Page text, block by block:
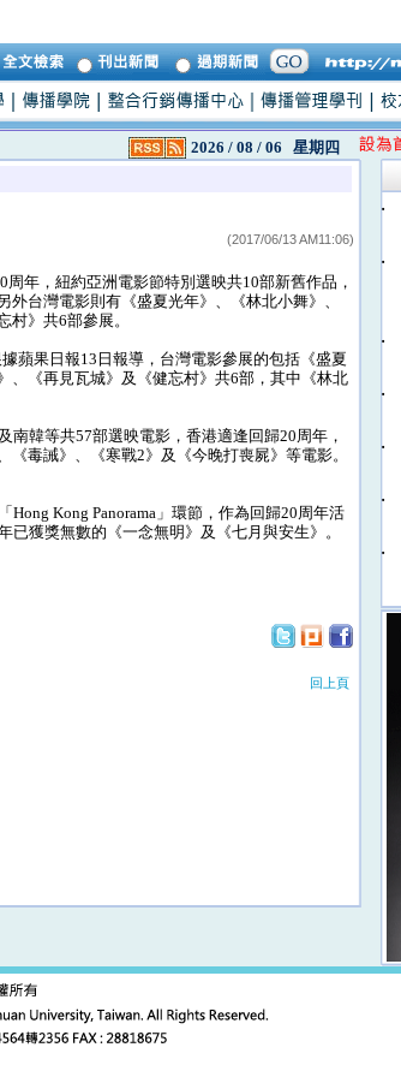
2026 / 08 / 06 星期四
(2017/06/13 AM11:06)
年，紐約亞洲電影節特別選映共10部新舊作品，
台灣電影則有《盛夏光年》、《林北小舞》、
村》共6部參展。
蘋果日報13日報導，台灣電影參展的包括《盛夏
、《再見瓦城》及《健忘村》共6部，其中《林北
韓等共57部選映電影，香港適逢回歸20周年，
毒誡》、《寒戰2》及《今晚打喪屍》等電影。
Kong Panorama」環節，作為回歸20周年活
獲獎無數的《一念無明》及《七月與安生》。
回上頁
‧
‧
‧
‧
‧
‧
‧